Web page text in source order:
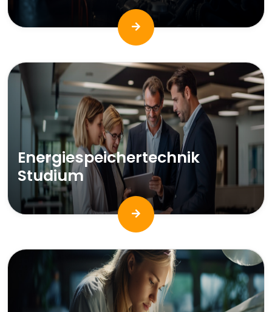
Energiespeichertechnik
Studium